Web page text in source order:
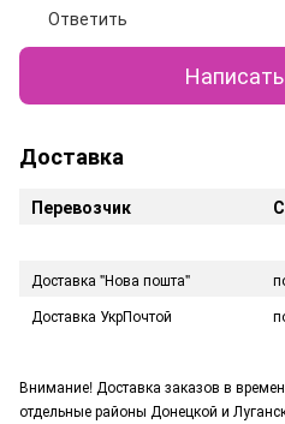
Ответить
Доставка
Перевозчик
Доставка "Нова пошта"
Доставка УкрПочтой
Внимание! Доставка заказов в
отдельные районы Донецкой и